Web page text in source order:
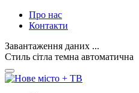
Про нас
Контакти
Завантаження даних ...
Стиль сітла темна автоматична